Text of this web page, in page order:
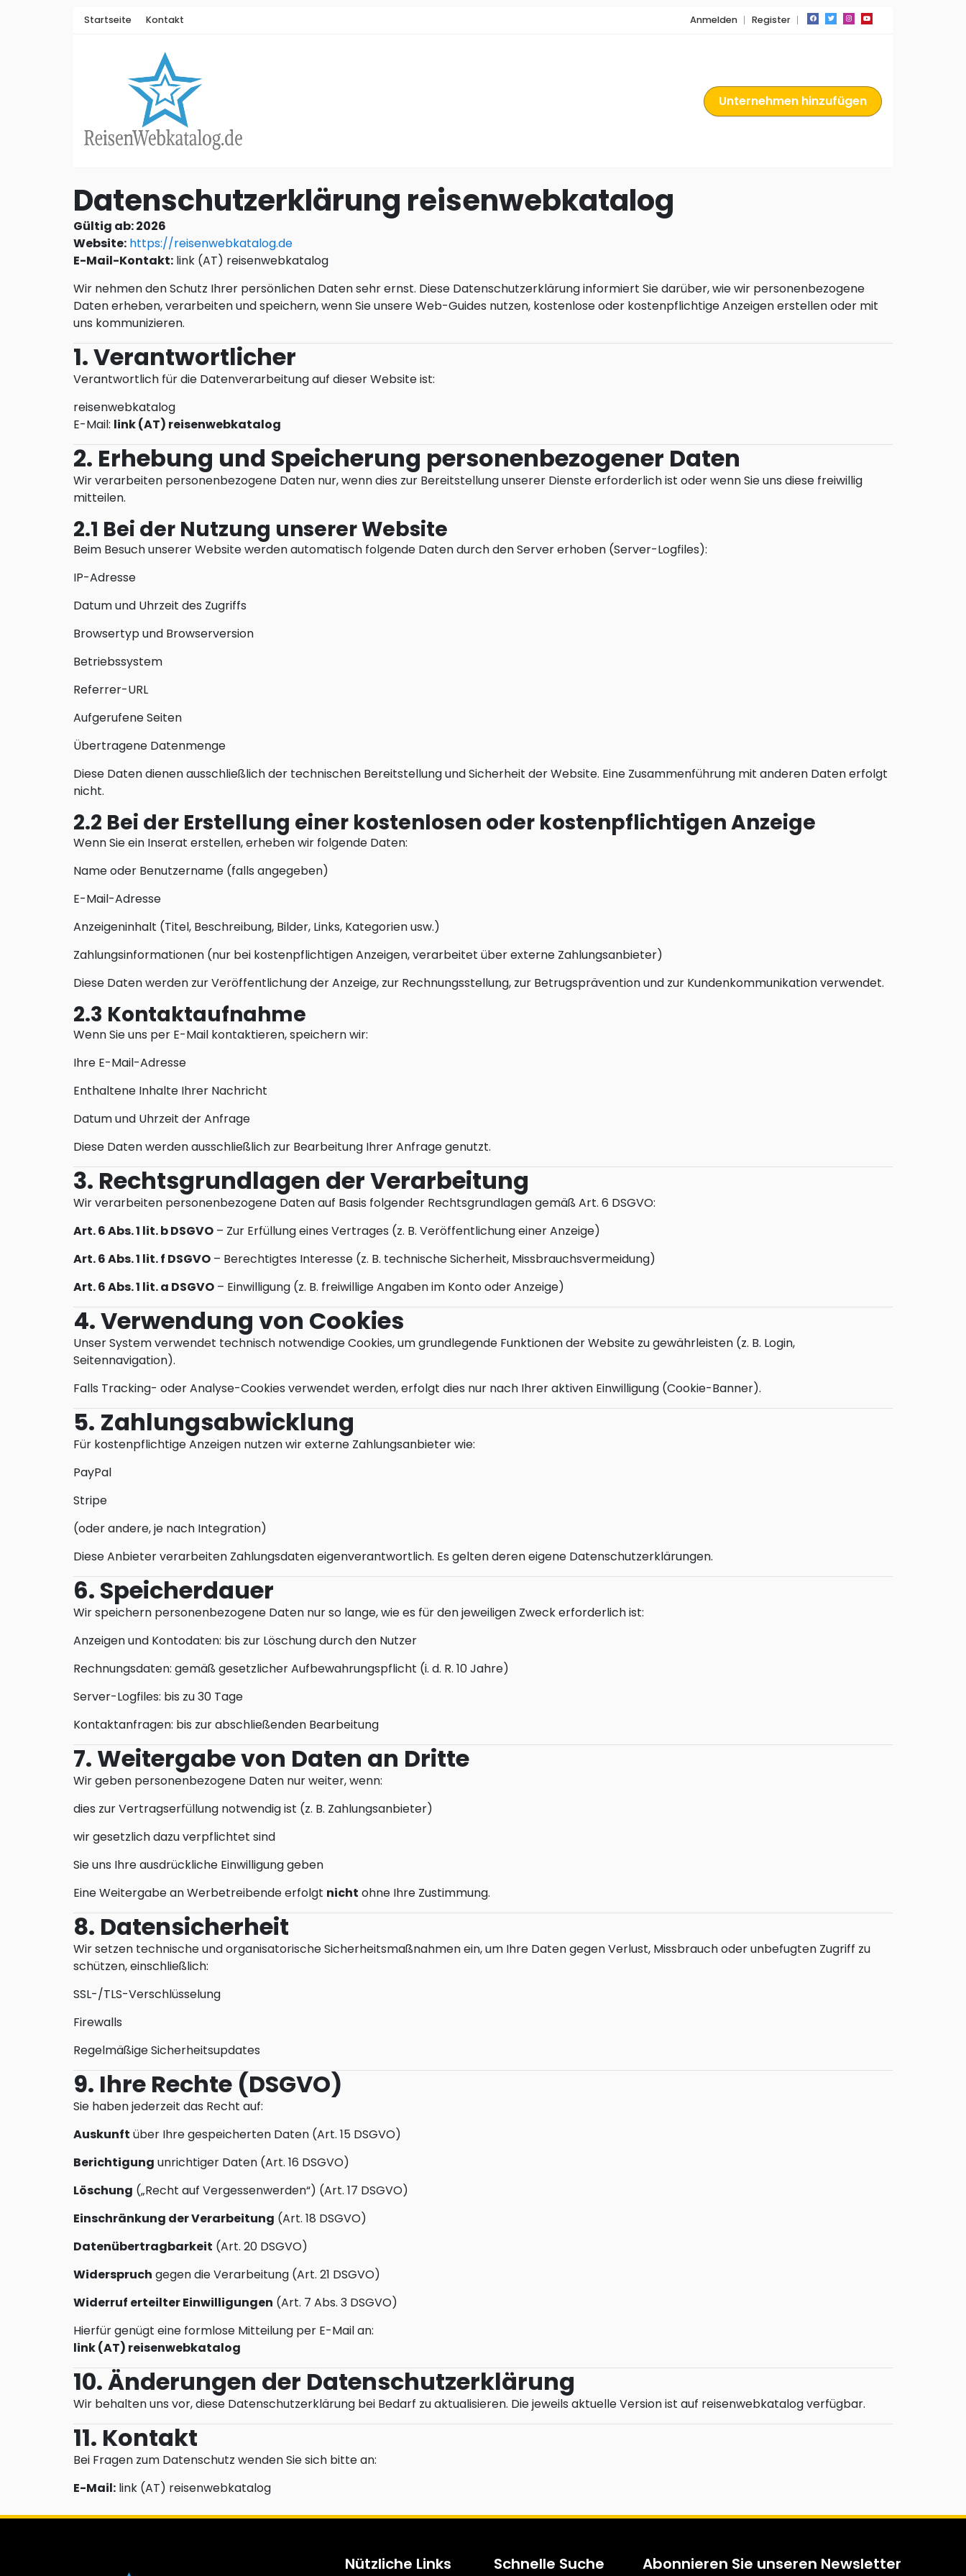
Startseite Kontakt Anmelden Register
Unternehmen hinzufügen
Datenschutzerklärung reisenwebkatalog
Gültig ab: 2026
Website: https://reisenwebkatalog.de
E-Mail-Kontakt: link (AT) reisenwebkatalog
Wir nehmen den Schutz Ihrer persönlichen Daten sehr ernst. Diese Datenschutzerklärung informiert Sie darüber, wie wir personenbezogene
Daten erheben, verarbeiten und speichern, wenn Sie unsere Web-Guides nutzen, kostenlose oder kostenpflichtige Anzeigen erstellen oder mit
uns kommunizieren.
1. Verantwortlicher
Verantwortlich für die Datenverarbeitung auf dieser Website ist:
reisenwebkatalog
E-Mail: link (AT) reisenwebkatalog
2. Erhebung und Speicherung personenbezogener Daten
Wir verarbeiten personenbezogene Daten nur, wenn dies zur Bereitstellung unserer Dienste erforderlich ist oder wenn Sie uns diese freiwillig
mitteilen.
2.1 Bei der Nutzung unserer Website
Beim Besuch unserer Website werden automatisch folgende Daten durch den Server erhoben (Server-Logfiles):
IP-Adresse
Datum und Uhrzeit des Zugriffs
Browsertyp und Browserversion
Betriebssystem
Referrer-URL
Aufgerufene Seiten
Übertragene Datenmenge
Diese Daten dienen ausschließlich der technischen Bereitstellung und Sicherheit der Website. Eine Zusammenführung mit anderen Daten erfolgt
nicht.
2.2 Bei der Erstellung einer kostenlosen oder kostenpflichtigen Anzeige
Wenn Sie ein Inserat erstellen, erheben wir folgende Daten:
Name oder Benutzername (falls angegeben)
E-Mail-Adresse
Anzeigeninhalt (Titel, Beschreibung, Bilder, Links, Kategorien usw.)
Zahlungsinformationen (nur bei kostenpflichtigen Anzeigen, verarbeitet über externe Zahlungsanbieter)
Diese Daten werden zur Veröffentlichung der Anzeige, zur Rechnungsstellung, zur Betrugsprävention und zur Kundenkommunikation verwendet.
2.3 Kontaktaufnahme
Wenn Sie uns per E-Mail kontaktieren, speichern wir:
Ihre E-Mail-Adresse
Enthaltene Inhalte Ihrer Nachricht
Datum und Uhrzeit der Anfrage
Diese Daten werden ausschließlich zur Bearbeitung Ihrer Anfrage genutzt.
3. Rechtsgrundlagen der Verarbeitung
Wir verarbeiten personenbezogene Daten auf Basis folgender Rechtsgrundlagen gemäß Art. 6 DSGVO:
Art. 6 Abs. 1 lit. b DSGVO – Zur Erfüllung eines Vertrages (z. B. Veröffentlichung einer Anzeige)
Art. 6 Abs. 1 lit. f DSGVO – Berechtigtes Interesse (z. B. technische Sicherheit, Missbrauchsvermeidung)
Art. 6 Abs. 1 lit. a DSGVO – Einwilligung (z. B. freiwillige Angaben im Konto oder Anzeige)
4. Verwendung von Cookies
Unser System verwendet technisch notwendige Cookies, um grundlegende Funktionen der Website zu gewährleisten (z. B. Login,
Seitennavigation).
Falls Tracking- oder Analyse-Cookies verwendet werden, erfolgt dies nur nach Ihrer aktiven Einwilligung (Cookie-Banner).
5. Zahlungsabwicklung
Für kostenpflichtige Anzeigen nutzen wir externe Zahlungsanbieter wie:
PayPal
Stripe
(oder andere, je nach Integration)
Diese Anbieter verarbeiten Zahlungsdaten eigenverantwortlich. Es gelten deren eigene Datenschutzerklärungen.
6. Speicherdauer
Wir speichern personenbezogene Daten nur so lange, wie es für den jeweiligen Zweck erforderlich ist:
Anzeigen und Kontodaten: bis zur Löschung durch den Nutzer
Rechnungsdaten: gemäß gesetzlicher Aufbewahrungspflicht (i. d. R. 10 Jahre)
Server-Logfiles: bis zu 30 Tage
Kontaktanfragen: bis zur abschließenden Bearbeitung
7. Weitergabe von Daten an Dritte
Wir geben personenbezogene Daten nur weiter, wenn:
dies zur Vertragserfüllung notwendig ist (z. B. Zahlungsanbieter)
wir gesetzlich dazu verpflichtet sind
Sie uns Ihre ausdrückliche Einwilligung geben
Eine Weitergabe an Werbetreibende erfolgt nicht ohne Ihre Zustimmung.
8. Datensicherheit
Wir setzen technische und organisatorische Sicherheitsmaßnahmen ein, um Ihre Daten gegen Verlust, Missbrauch oder unbefugten Zugriff zu
schützen, einschließlich:
SSL-/TLS-Verschlüsselung
Firewalls
Regelmäßige Sicherheitsupdates
9. Ihre Rechte (DSGVO)
Sie haben jederzeit das Recht auf:
Auskunft über Ihre gespeicherten Daten (Art. 15 DSGVO)
Berichtigung unrichtiger Daten (Art. 16 DSGVO)
Löschung („Recht auf Vergessenwerden“) (Art. 17 DSGVO)
Einschränkung der Verarbeitung (Art. 18 DSGVO)
Datenübertragbarkeit (Art. 20 DSGVO)
Widerspruch gegen die Verarbeitung (Art. 21 DSGVO)
Widerruf erteilter Einwilligungen (Art. 7 Abs. 3 DSGVO)
Hierfür genügt eine formlose Mitteilung per E-Mail an:
link (AT) reisenwebkatalog
10. Änderungen der Datenschutzerklärung
Wir behalten uns vor, diese Datenschutzerklärung bei Bedarf zu aktualisieren. Die jeweils aktuelle Version ist auf reisenwebkatalog verfügbar.
11. Kontakt
Bei Fragen zum Datenschutz wenden Sie sich bitte an:
E-Mail: link (AT) reisenwebkatalog
Nützliche Links Schnelle Suche Abonnieren Sie unseren Newsletter